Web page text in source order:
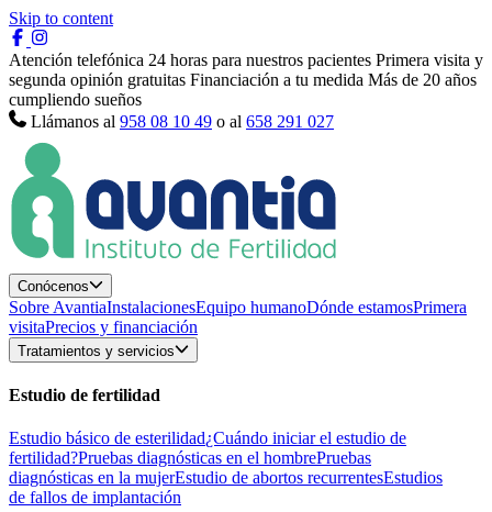
Skip to content
Atención telefónica 24 horas para nuestros pacientes Primera visita y
segunda opinión gratuitas Financiación a tu medida Más de 20 años
cumpliendo sueños
Llámanos al 958 08 10 49 o al 658 291 027
Conócenos
Sobre AvantiaInstalacionesEquipo humanoDónde estamosPrimera
visitaPrecios y financiación
Tratamientos y servicios
Estudio de fertilidad
Estudio básico de esterilidad¿Cuándo iniciar el estudio de
fertilidad?Pruebas diagnósticas en el hombrePruebas
diagnósticas en la mujerEstudio de abortos recurrentesEstudios
de fallos de implantación